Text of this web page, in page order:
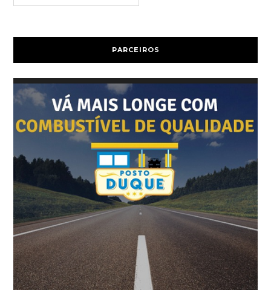
PARCEIROS